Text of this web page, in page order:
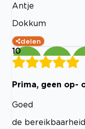
Antje
Dokkum
delen
10
Prima, geen op-
Goed
de